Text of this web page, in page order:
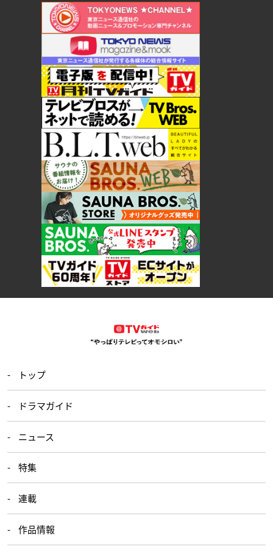
トップ
ドラマガイド
ニュース
特集
連載
作品情報